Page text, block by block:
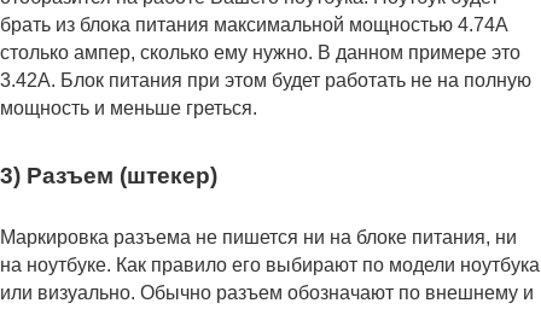
брать из блока питания максимальной мощностью 4.74А
столько ампер, сколько ему нужно. В данном примере это
3.42А. Блок питания при этом будет работать не на полную
мощность и меньше греться.
3) Разъем (штекер)
Маркировка разъема не пишется ни на блоке питания, ни
на ноутбуке. Как правило его выбирают по модели ноутбука
или визуально. Обычно разъем обозначают по внешнему и